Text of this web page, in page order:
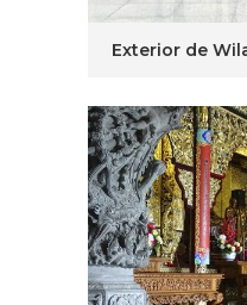
Exterior de